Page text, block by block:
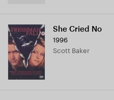
She Cried No
1996
Scott Baker